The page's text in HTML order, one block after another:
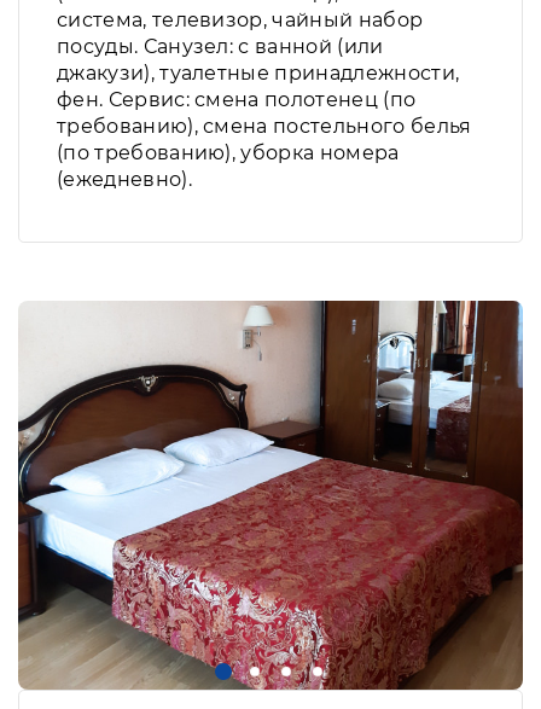
система, телевизор, чайный набор
посуды. Санузел: с ванной (или
джакузи), туалетные принадлежности,
фен. Сервис: смена полотенец (по
требованию), смена постельного белья
(по требованию), уборка номера
(ежедневно).